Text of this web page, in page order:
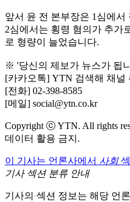
앞서 윤 전 본부장은 1심에
2심에서는 횡령 혐의가 추가
로 형량이 늘었습니다.
※ '당신의 제보가 뉴스가 됩
[카카오톡] YTN 검색해 채널
[전화] 02-398-8585
[메일] social@ytn.co.kr
Copyright ⓒ YTN. All rights
데이터 활용 금지.
이 기사는 언론사에서 사회
기사 섹션 분류 안내
기사의 섹션 정보는 해당 언